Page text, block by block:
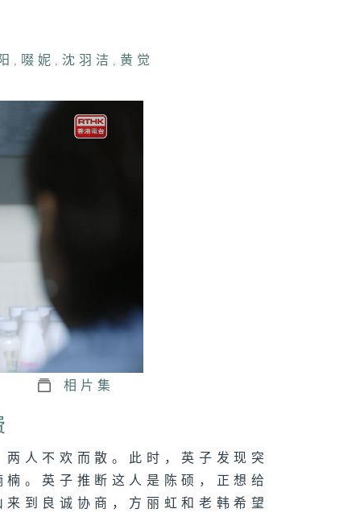
, 啜妮 , 沈羽洁 , 黄觉
相片集
人不欢而散。此时，英子发现突
。英子推断这人是陈硕，正想给
到良诚协商，方丽虹和老韩希望